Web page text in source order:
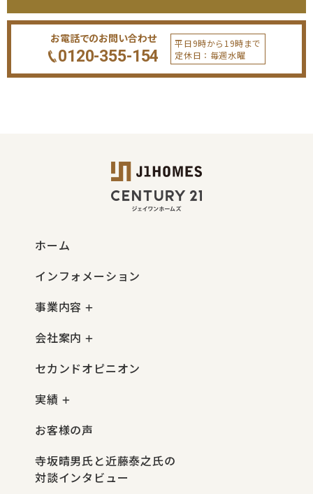
お電話でのお問い合わせ
0120-355-154
平日9時から19時まで
定休日：毎週水曜
ホーム
インフォメーション
事業内容
会社案内
セカンドオピニオン
実績
お客様の声
寺坂晴男氏と近藤泰之氏の
対談インタビュー